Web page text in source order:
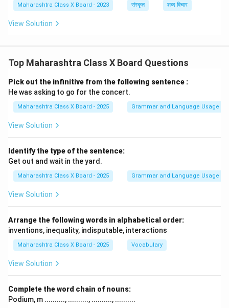
Maharashtra Class X Board - 2023 संस्कृत शब्द विचार
View Solution
Top Maharashtra Class X Board Questions
Pick out the infinitive from the following sentence :
He was asking to go for the concert.
Maharashtra Class X Board - 2025 Grammar and Language Usage
View Solution
Identify the type of the sentence:
Get out and wait in the yard.
Maharashtra Class X Board - 2025 Grammar and Language Usage
View Solution
Arrange the following words in alphabetical order:
inventions, inequality, indisputable, interactions
Maharashtra Class X Board - 2025 Vocabulary
View Solution
Complete the word chain of nouns:
Podium, m .........., .........., .........., ..........